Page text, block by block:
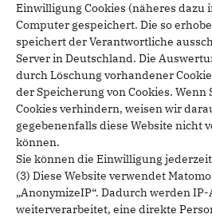
Einwilligung Cookies (näheres dazu
Computer gespeichert. Die so
speichert der Verantwortliche
Server in Deutschland. Die
durch Löschung vorhandener
der Speicherung von Cookies. Wenn
Cookies verhindern, weisen wir
gegebenenfalls diese Website nicht
können.
Sie können die Einwilligung jederzeit
(3) Diese Website verwendet
„AnonymizeIP“. Dadurch werden
weiterverarbeitet, eine direkte